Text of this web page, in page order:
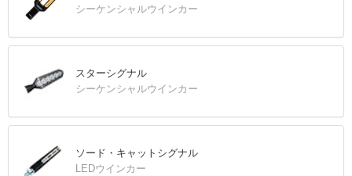
シーケンシャルウインカー
スターシグナル
シーケンシャルウインカー
ソード・キャットシグナル
LEDウインカー